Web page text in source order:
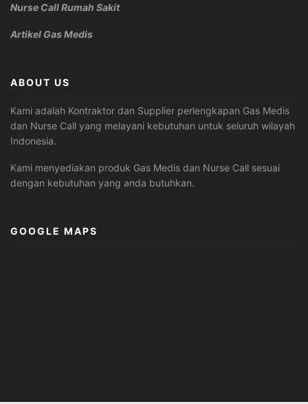
Nurse Call Rumah Sakit
Artikel Gas Medis
ABOUT US
Kami adalah Kontraktor dan Supplier perlengkapan Gas Medis
dan Nurse Call yang melayani kebutuhan untuk seluruh wilayah
Indonesia.
Kami menyediakan produk Gas Medis dan Nurse Call sesuai
dengan kebutuhan yang anda butuhkan.
GOOGLE MAPS